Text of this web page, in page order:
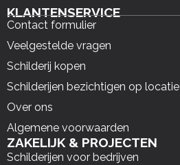
KLANTENSERVICE
Contact formulier
Veelgestelde vragen
Schilderij kopen
Schilderijen bezichtigen op locatie
Over ons
Algemene voorwaarden
ZAKELIJK & PROJECTEN
Schilderijen voor bedrijven